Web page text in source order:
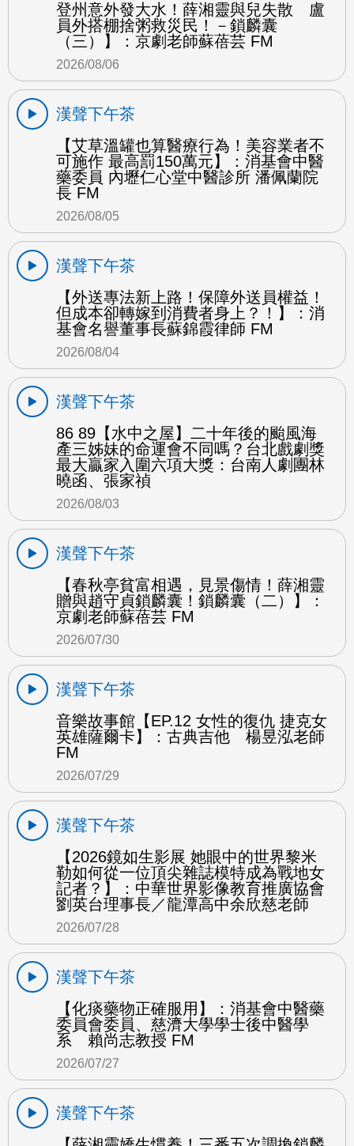
登州意外發大水！薛湘靈與兒失散 盧
員外搭棚捨粥救災民！－鎖麟囊
（三）】：京劇老師蘇蓓芸 FM
2026/08/06
漢聲下午茶
【艾草溫罐也算醫療行為！美容業者不
可施作 最高罰150萬元】：消基會中醫
藥委員 內壢仁心堂中醫診所 潘佩蘭院
長 FM
2026/08/05
漢聲下午茶
【外送專法新上路！保障外送員權益！
但成本卻轉嫁到消費者身上？！】：消
基會名譽董事長蘇錦霞律師 FM
2026/08/04
漢聲下午茶
86 89【水中之屋】二十年後的颱風海
產三姊妹的命運會不同嗎？台北戲劇獎
最大贏家入圍六項大獎：台南人劇團林
曉函、張家禎
2026/08/03
漢聲下午茶
【春秋亭貧富相遇，見景傷情！薛湘靈
贈與趙守貞鎖麟囊！鎖麟囊（二）】：
京劇老師蘇蓓芸 FM
2026/07/30
漢聲下午茶
音樂故事館【EP.12 女性的復仇 捷克女
英雄薩爾卡】：古典吉他 楊昱泓老師
FM
2026/07/29
漢聲下午茶
【2026鏡如生影展 她眼中的世界黎米
勒如何從一位頂尖雜誌模特成為戰地女
記者？】：中華世界影像教育推廣協會
劉英台理事長／龍潭高中余欣慈老師
2026/07/28
漢聲下午茶
【化痰藥物正確服用】：消基會中醫藥
委員會委員、慈濟大學學士後中醫學
系 賴尚志教授 FM
2026/07/27
漢聲下午茶